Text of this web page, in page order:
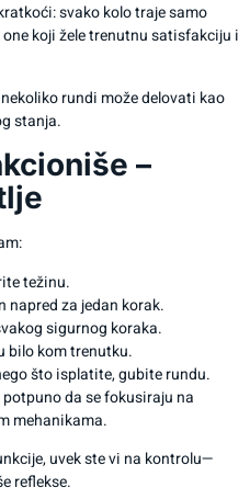
svako kolo traje samo
koji žele trenutnu satisfakciju i
rundi može delovati kao
stanja.
–
težinu.
napred za jedan korak.
sigurnog koraka.
bilo kom trenutku.
što isplatite, gubite rundu.
da se fokusiraju na
mehanikama.
uvek ste vi na kontrolu—
reflekse.